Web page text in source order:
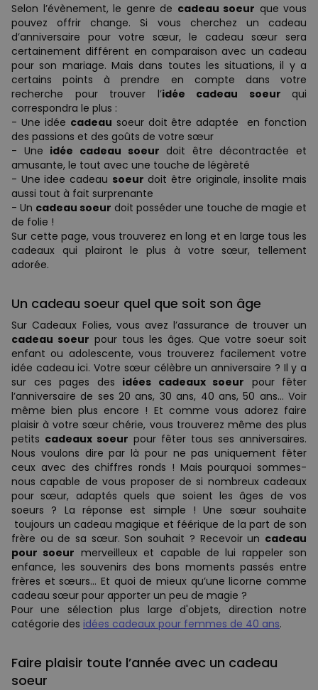
Selon l’évènement, le genre de cadeau soeur que vous
pouvez offrir change. Si vous cherchez un cadeau
d’anniversaire pour votre sœur, le cadeau sœur sera
certainement différent en comparaison avec un cadeau
pour son mariage. Mais dans toutes les situations, il y a
certains points à prendre en compte dans votre
recherche pour trouver l’idée cadeau soeur qui
correspondra le plus :
- Une idée cadeau soeur doit être adaptée en fonction
des passions et des goûts de votre sœur
- Une idée cadeau soeur doit être décontractée et
amusante, le tout avec une touche de légèreté
- Une idee cadeau soeur doit être originale, insolite mais
aussi tout à fait surprenante
- Un cadeau soeur doit posséder une touche de magie et
de folie !
Sur cette page, vous trouverez en long et en large tous les
cadeaux qui plairont le plus à votre sœur, tellement
adorée.
Un cadeau soeur quel que soit son âge
Sur Cadeaux Folies, vous avez l’assurance de trouver un
cadeau soeur pour tous les âges. Que votre soeur soit
enfant ou adolescente, vous trouverez facilement votre
idée cadeau ici. Votre sœur célèbre un anniversaire ? Il y a
sur ces pages des idées cadeaux soeur pour fêter
l’anniversaire de ses 20 ans, 30 ans, 40 ans, 50 ans… Voir
même bien plus encore ! Et comme vous adorez faire
plaisir à votre sœur chérie, vous trouverez même des plus
petits cadeaux soeur pour fêter tous ses anniversaires.
Nous voulons dire par là pour ne pas uniquement fêter
ceux avec des chiffres ronds ! Mais pourquoi sommes-
nous capable de vous proposer de si nombreux cadeaux
pour sœur, adaptés quels que soient les âges de vos
soeurs ? La réponse est simple ! Une sœur souhaite
toujours un cadeau magique et féérique de la part de son
frère ou de sa sœur. Son souhait ? Recevoir un cadeau
pour soeur merveilleux et capable de lui rappeler son
enfance, les souvenirs des bons moments passés entre
frères et sœurs… Et quoi de mieux qu’une licorne comme
cadeau sœur pour apporter un peu de magie ?
Pour une sélection plus large d'objets, direction notre
catégorie des idées cadeaux pour femmes de 40 ans.
Faire plaisir toute l’année avec un cadeau
soeur